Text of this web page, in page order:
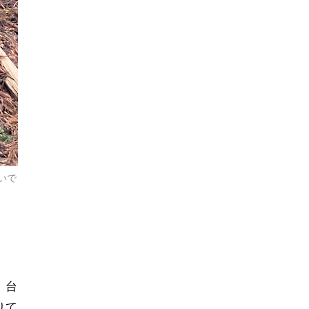
で
台